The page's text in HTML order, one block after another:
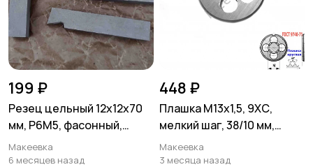
199 ₽
Резец цельный 12х12х70
мм, Р6М5, фасонный,
сделано в СССР.
Макеевка
6 месяцев назад
448 ₽
Плашка М13х1,5, 9ХС,
мелкий шаг, 38/10 мм,
ГОСТ 7740-71.
Макеевка
3 месяца назад